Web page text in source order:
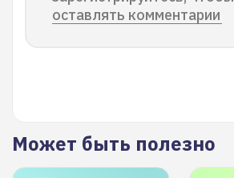
оставлять комментарии
Может быть полезно